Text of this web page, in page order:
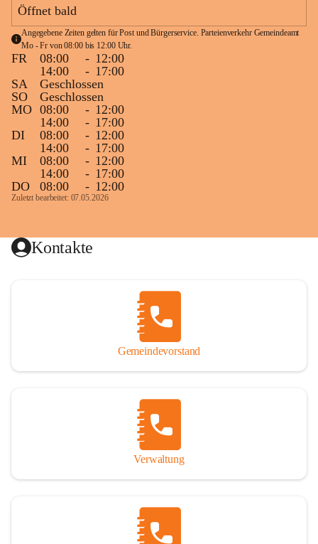
Öffnet bald
Angegebene Zeiten gelten für Post und Bürgerservice. Parteienverkehr Gemeindeamt
Mo - Fr von 08:00 bis 12:00 Uhr.
FR 08:00 - 12:00
14:00
- 17:00
SA
Geschlossen
SO
Geschlossen
MO 08:00 - 12:00
14:00
- 17:00
DI
08:00 - 12:00
14:00
- 17:00
MI
08:00 - 12:00
14:00
- 17:00
DO
08:00 - 12:00
Zuletzt bearbeitet: 07.05.2026
Kontakte
Gemeindevorstand
Verwaltung